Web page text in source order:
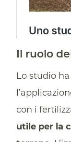
Il ruolo
Lo studio
con i
utile per la